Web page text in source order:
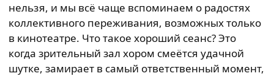
нельзя, и мы всё чаще вспоминаем о радостях
коллективного переживания, возможных только
в кинотеатре. Что такое хороший сеанс? Это
когда зрительный зал хором смеётся удачной
шутке, замирает в самый ответственный момент,